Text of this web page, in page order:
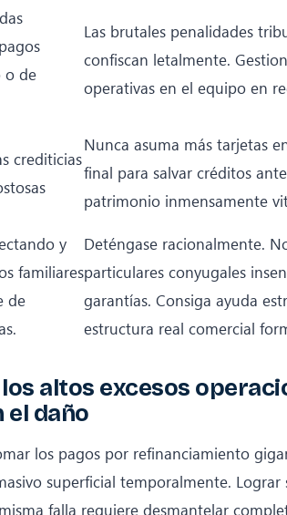
o de
Las brutales penalidades
confiscan letalmente.
operativas en el equipo en
crediticias
Nunca asuma más tarjetas
final para salvar créditos
patrimonio inmensamente
y
familiares
de
Deténgase racionalmente.
particulares conyugales
garantías. Consiga ayuda
estructura real comercial
altos excesos
el daño
los pagos por refinanciamiento
superficial temporalmente. Lograr
falla requiere desmantelar